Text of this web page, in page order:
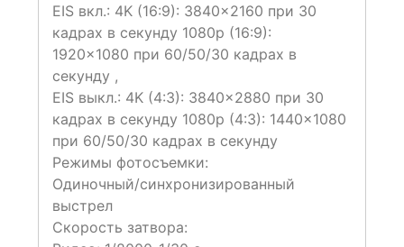
EIS вкл.: 4K (16:9): 3840×2160 при 30
кадрах в секунду 1080p (16:9):
1920×1080 при 60/50/30 кадрах в
секунду ,
EIS выкл.: 4K (4:3): 3840×2880 при 30
кадрах в секунду 1080p (4:3): 1440×1080
при 60/50/30 кадрах в секунду
Режимы фотосъемки:
Одиночный/синхронизированный
выстрел
Скорость затвора: